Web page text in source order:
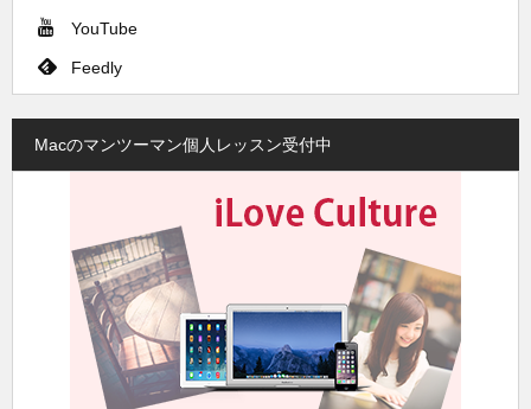
YouTube
Feedly
Macのマンツーマン個人レッスン受付中